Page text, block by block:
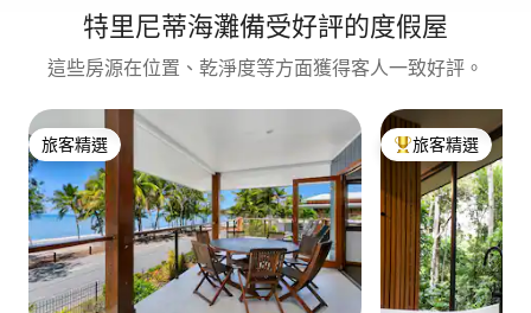
特里尼蒂海灘備受好評的度假屋
這些房源在位置、乾淨度等方面獲得客人一致好評。
旅客精選
旅客精選 旅客精選榜首
旅客精選